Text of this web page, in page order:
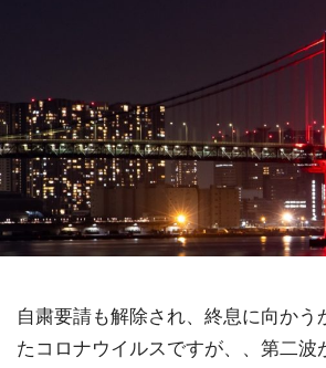
自粛要請も解除され、終息に向かう
たコロナウイルスですが、、第二波